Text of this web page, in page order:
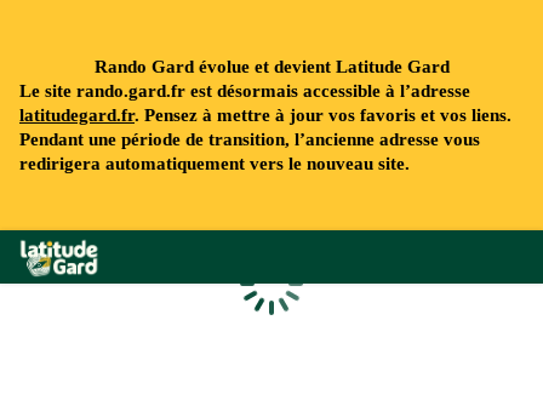
Rando Gard évolue et devient Latitude Gard
Le site rando.gard.fr est désormais accessible à l’adresse
latitudegard.fr. Pensez à mettre à jour vos favoris et vos liens.
Pendant une période de transition, l’ancienne adresse vous
redirigera automatiquement vers le nouveau site.
Rando Gard
Chargement